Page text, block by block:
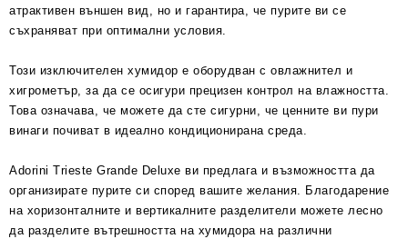
атрактивен външен вид, но и гарантира, че пурите ви се
съхраняват при оптимални условия.
Този изключителен хумидор е оборудван с овлажнител и
хигрометър, за да се осигури прецизен контрол на влажността.
Това означава, че можете да сте сигурни, че ценните ви пури
винаги почиват в идеално кондиционирана среда.
Adorini Trieste Grande Deluxe ви предлага и възможността да
организирате пурите си според вашите желания. Благодарение
на хоризонталните и вертикалните разделители можете лесно
да разделите вътрешността на хумидора на различни